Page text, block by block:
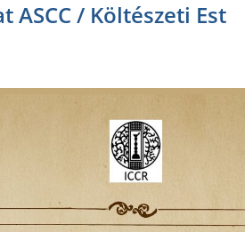
ASCC / Költészeti Est